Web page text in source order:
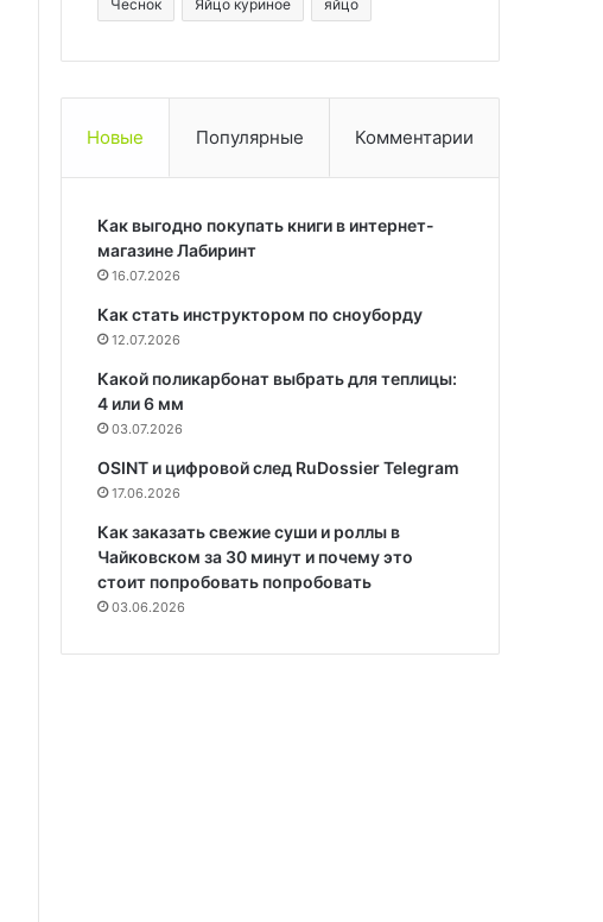
Чеснок Яйцо куриное яйцо
Новые Популярные Комментарии
Как выгодно покупать книги в интернет-
магазине Лабиринт
16.07.2026
Как стать инструктором по сноуборду
12.07.2026
Какой поликарбонат выбрать для теплицы:
4 или 6 мм
03.07.2026
OSINT и цифровой след RuDossier Telegram
17.06.2026
Как заказать свежие суши и роллы в
Чайковском за 30 минут и почему это
стоит попробовать попробовать
03.06.2026